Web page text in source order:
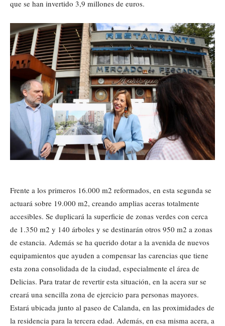
que se han invertido 3,9 millones de euros.
Frente a los primeros 16.000 m2 reformados, en esta segunda se
actuará sobre 19.000 m2, creando amplias aceras totalmente
accesibles. Se duplicará la superficie de zonas verdes con cerca
de 1.350 m2 y 140 árboles y se destinarán otros 950 m2 a zonas
de estancia. Además se ha querido dotar a la avenida de nuevos
equipamientos que ayuden a compensar las carencias que tiene
esta zona consolidada de la ciudad, especialmente el área de
Delicias. Para tratar de revertir esta situación, en la acera sur se
creará una sencilla zona de ejercicio para personas mayores.
Estará ubicada junto al paseo de Calanda, en las proximidades de
la residencia para la tercera edad. Además, en esa misma acera, a